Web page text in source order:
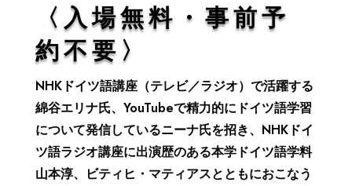
〈入場無料・事前予
約不要〉
NHKドイツ語講座（テレビ／ラジオ）で活躍する
綿谷エリナ氏、YouTubeで精力的にドイツ語学習
について発信しているニーナ氏を招き、NHKドイ
ツ語ラジオ講座に出演歴のある本学ドイツ語学料
山本淳、ビティヒ・マティアスとともにおこなう